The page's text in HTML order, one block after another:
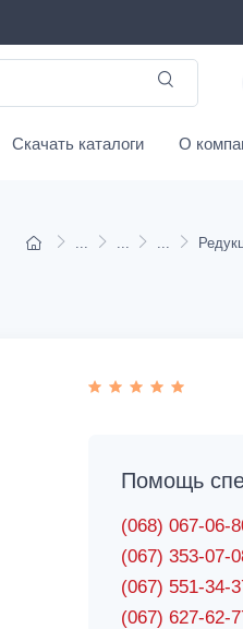
Скачать каталоги О
Помощь
(068) 067-06-
(067) 353-07-
(067) 551-34-
(067) 627-62-